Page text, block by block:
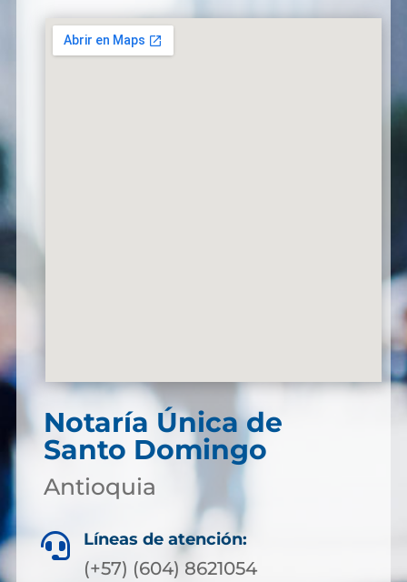
Notaría Única de
Santo Domingo
Antioquia
 Líneas de atención:
(+57) (604) 8621054